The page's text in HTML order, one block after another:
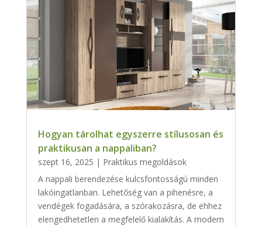
Hogyan tárolhat egyszerre stílusosan és
praktikusan a nappaliban?
szept 16, 2025 | Praktikus megoldások
A nappali berendezése kulcsfontosságú minden
lakóingatlanban. Lehetőség van a pihenésre, a
vendégek fogadására, a szórakozásra, de ehhez
elengedhetetlen a megfelelő kialakítás. A modern